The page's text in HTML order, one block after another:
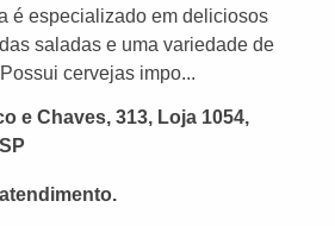
é especializado em deliciosos
saladas e uma variedade de
cervejas impo...
e Chaves, 313, Loja 1054,